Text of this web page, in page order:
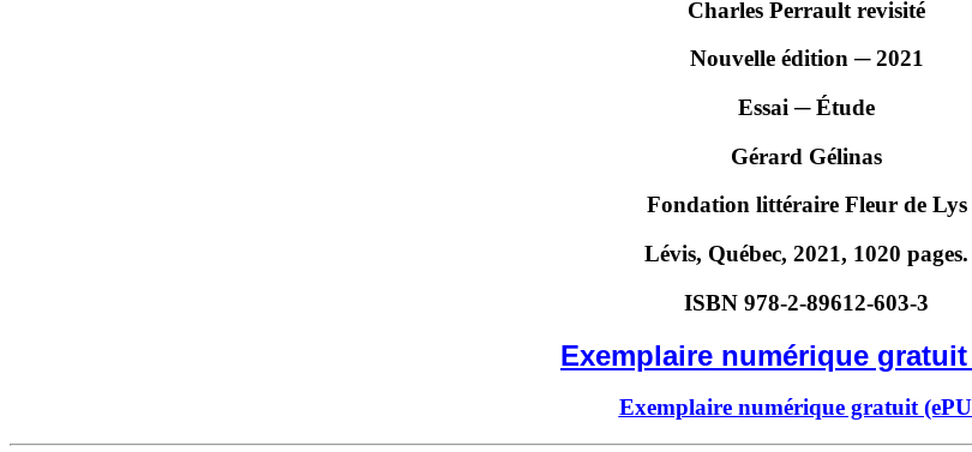
Charles Perrault revisité
Nouvelle édition ─ 2021
Essai ─ Étude
Gérard Gélinas
Fondation littéraire Fleur de Lys
Lévis, Québec, 2021, 1020 pages.
ISBN 978-2-89612-603-3
Exemplaire numérique gratuit
Exemplaire numérique gratuit